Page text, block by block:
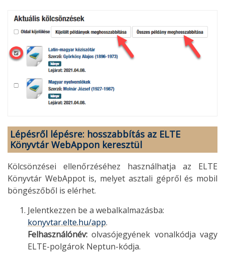
Lépésről lépésre: hosszabbítás az ELTE
Könyvtár WebAppon keresztül
Kölcsönzései ellenőrzéséhez használhatja az ELTE
Könyvtár WebAppot is, melyet asztali gépről és mobil
böngészőből is elérhet.
Jelentkezzen be a webalkalmazásba:
konyvtar.elte.hu/app.
Felhasználónév: olvasójegyének vonalkódja vagy
ELTE-polgárok Neptun-kódja.